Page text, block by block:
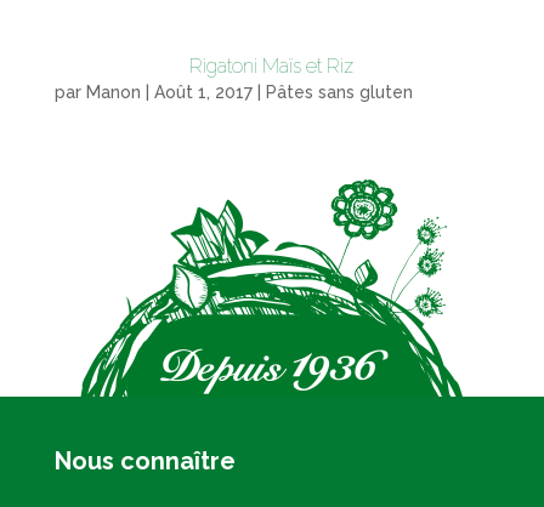
Rigatoni Maïs et Riz
par Manon Août 1, 2017| Pâtes sans gluten
Nous connaître